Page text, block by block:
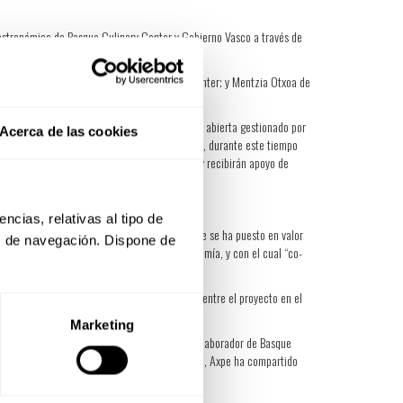
Acerca de las cookies
relativas al tipo de
navegación. Dispone de
Marketing
de Basque Culinary Center y Gobierno Vasco a través de
Desarrollo Global de Basque Culinary Center; y Mentzia Otxoa de
San Sebastian, living lab de innovación abierta gestionado por
de Basque Culinary Center. Además, durante este tiempo
y mentores/as de Basque Culinary Center y recibirán apoyo de
e innovación en BCC Innovation.
una jornada de diálogo y reflexión en la que se ha puesto en valor
proyecto que integra ciencia y gastronomía, y con el cual “co-
Officer en International Trade Centre el proyecto en el
Culinary Center y Eneko Axpe, científico colaborador de Basque
la visión de diversos agentes. Por su parte, Axpe ha compartido